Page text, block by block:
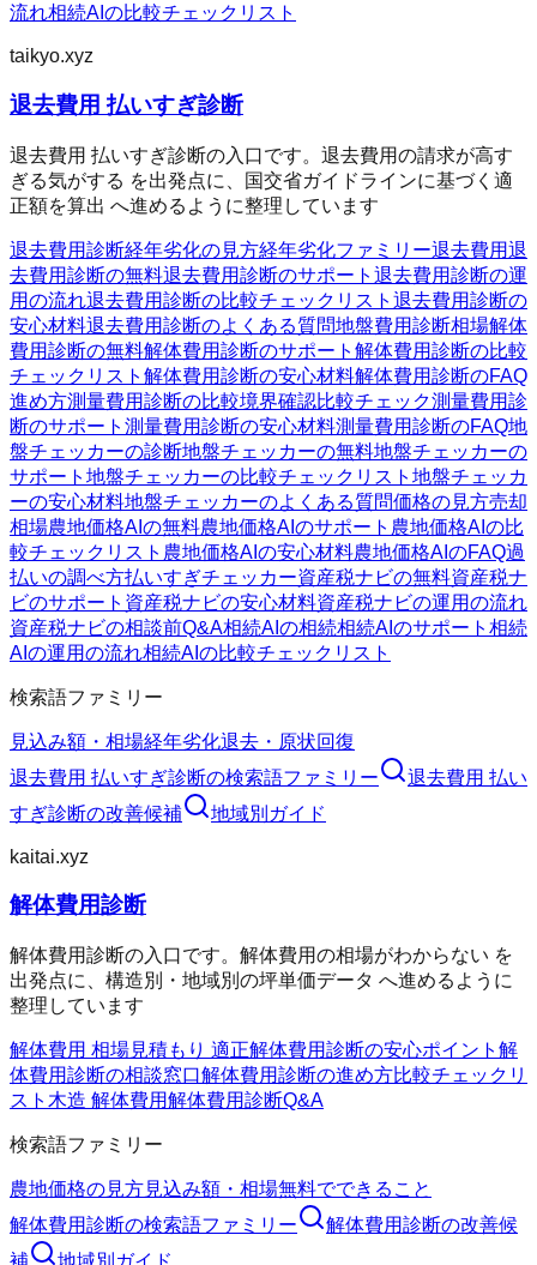
流れ相続AIの比較チェックリスト
taikyo.xyz
退去費用 払いすぎ診断
退去費用 払いすぎ診断の入口です。退去費用の請求が高す
ぎる気がする を出発点に、国交省ガイドラインに基づく適
正額を算出 へ進めるように整理しています
退去費用診断経年劣化の見方経年劣化ファミリー退去費用退
去費用診断の無料退去費用診断のサポート 退去費用診断の運
用の流れ退去費用診断の比較チェックリスト 退去費用診断の
安心材料退去費用診断のよくある質問地盤費用診断相場解体
費用診断の無料解体費用診断のサポート 解体費用診断の比較
チェックリスト 解体費用診断の安心材料解体費用診断のFAQ
進め方測量費用診断の比較境界確認比較チェック測量費用診
断のサポート 測量費用診断の安心材料測量費用診断のFAQ地
盤チェッカーの診断地盤チェッカーの無料地盤チェッカーの
サポート 地盤チェッカーの比較チェックリスト 地盤チェッカ
ーの安心材料地盤チェッカーのよくある質問価格の見方売却
相場農地価格AIの無料農地価格AIのサポート 農地価格AIの比
較チェックリスト 農地価格AIの安心材料農地価格AIのFAQ過
払いの調べ方払いすぎチェッカー資産税ナビの無料資産税ナ
ビのサポート 資産税ナビの安心材料資産税ナビの運用の流れ
資産税ナビの相談前Q&A相続AIの相続相続AIのサポート 相続
AIの運用の流れ相続AIの比較チェックリスト
検索語ファミリー
見込み額・相場経年劣化退去・原状回復
退去費用 払いすぎ診断の検索語ファミリー
退去費用 払い
すぎ診断の改善候補 地域別ガイド
kaitai.xyz
解体費用診断
解体費用診断の入口です。解体費用の相場がわからない を
出発点に、構造別・地域別の坪単価データ へ進めるように
整理しています
解体費用 相場見積もり 適正解体費用診断の安心ポイント 解
体費用診断の相談窓口解体費用診断の進め方比較チェックリ
スト 木造 解体費用解体費用診断Q&A
検索語ファミリー
農地価格の見方見込み額・相場無料でできること
解体費用診断の検索語ファミリー 解体費用診断の改善候